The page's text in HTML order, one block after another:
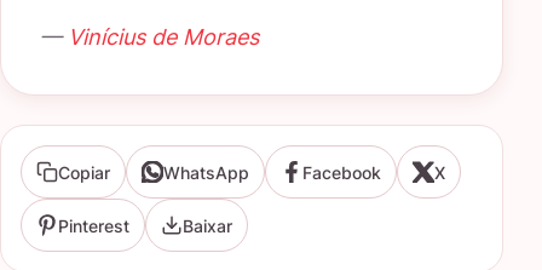
— Vinícius de Moraes
Copiar WhatsApp Facebook X
Pinterest Baixar